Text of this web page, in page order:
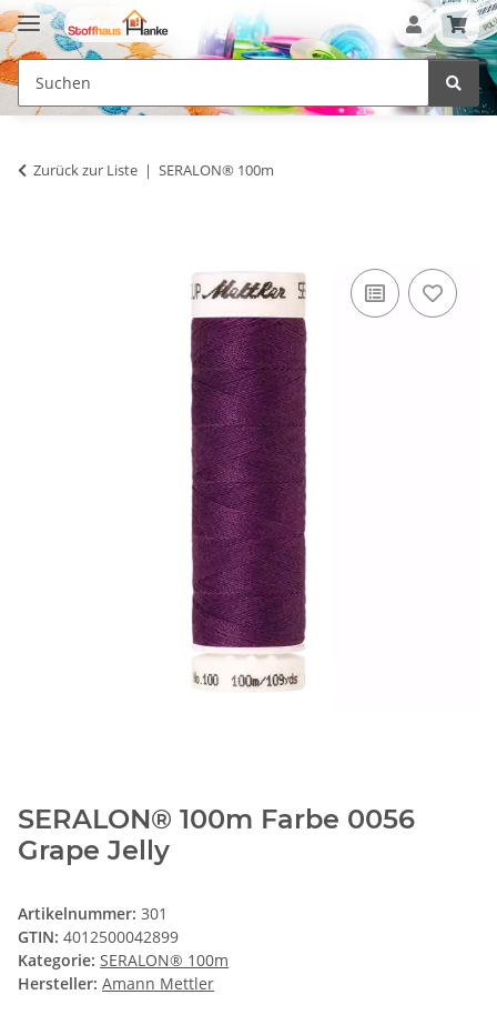
Zurück zur Liste SERALON® 100m
SERALON® 100m Farbe 0056
Grape Jelly
Artikelnummer: 301
GTIN: 4012500042899
Kategorie: SERALON® 100m
Hersteller: Amann Mettler